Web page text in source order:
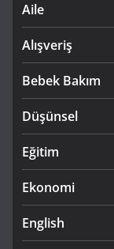
Aile
Alışveriş
Bebek Bakım
Düşünsel
Eğitim
Ekonomi
English